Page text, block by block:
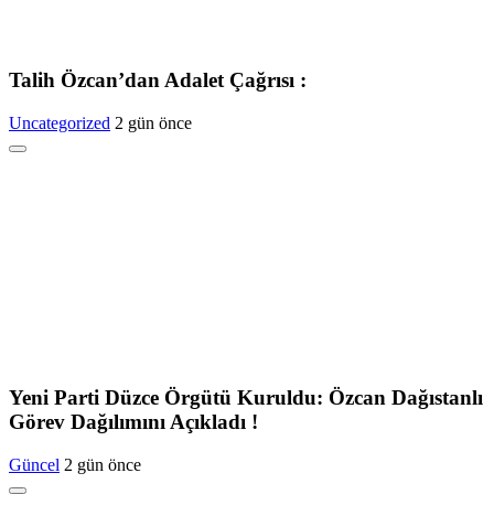
Talih Özcan’dan Adalet Çağrısı :
Uncategorized 2 gün önce
Yeni Parti Düzce Örgütü Kuruldu: Özcan Dağıstanlı
Görev Dağılımını Açıkladı !
Güncel 2 gün önce